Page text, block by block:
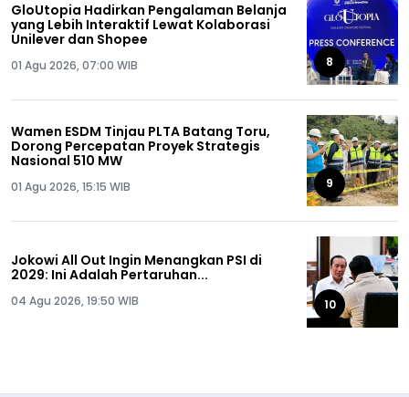
GloUtopia Hadirkan Pengalaman Belanja
yang Lebih Interaktif Lewat Kolaborasi
Unilever dan Shopee
01 Agu 2026, 07:00 WIB 8
Wamen ESDM Tinjau PLTA Batang Toru,
Dorong Percepatan Proyek Strategis
Nasional 510 MW
01 Agu 2026, 15:15 WIB 9
Jokowi All Out Ingin Menangkan PSI di
2029: Ini Adalah Pertaruhan...
04 Agu 2026, 19:50 WIB 10